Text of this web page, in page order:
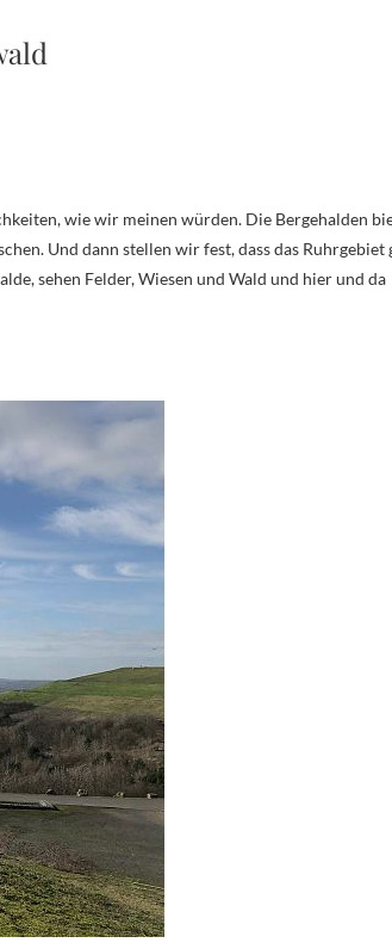
Und dann stellen wir fest, dass das Ruhrgebiet
sehen Felder, Wiesen und Wald und hier und da